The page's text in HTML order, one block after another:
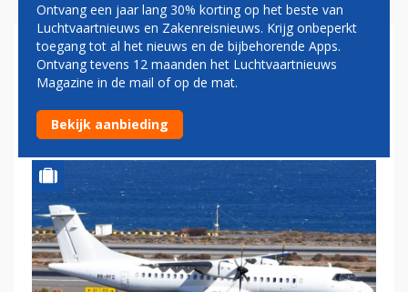
BRAZILIAANSE IMETAME
GROUP ONTVANGT ATR 72-
600
Ontvang een jaar lang 30% korting op het beste van
Luchtvaartnieuws en Zakenreisnieuws. Krijg onbeperkt
toegang tot al het nieuws en de bijbehorende Apps.
Ontvang tevens 12 maanden het Luchtvaartnieuws
Magazine in de mail of op de mat.
Bekijk aanbieding